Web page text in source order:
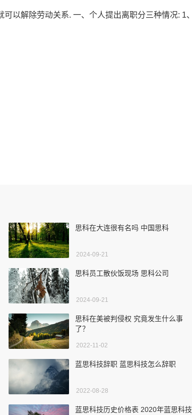
以解除劳动关系. 一、个人提出离职分三种情况: 1
思科在大连很有名吗 中国思科
2024-09-21
思科员工散伙饭现场 思科公司
2024-09-21
思科在美被判侵权 究竟发生什么事
了？
2022-11-02
蓝思科技辞职 蓝思科技怎么辞职
2022-08-28
蓝思科技历史价格表 2020年蓝思科技